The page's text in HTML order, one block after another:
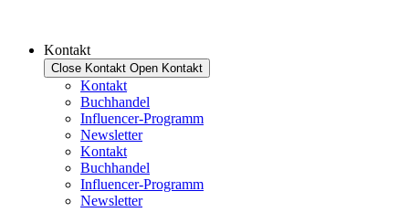
Kontakt
Close Kontakt Open Kontakt
Kontakt
Buchhandel
Influencer-Programm
Newsletter
Kontakt
Buchhandel
Influencer-Programm
Newsletter